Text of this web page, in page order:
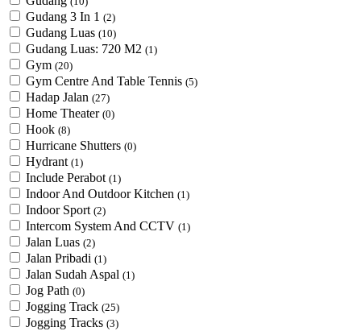
Gudang 3 In 1 (2)
Gudang Luas (10)
Gudang Luas: 720 M2 (1)
Gym (20)
Gym Centre And Table Tennis (5)
Hadap Jalan (27)
Home Theater (0)
Hook (8)
Hurricane Shutters (0)
Hydrant (1)
Include Perabot (1)
Indoor And Outdoor Kitchen (1)
Indoor Sport (2)
Intercom System And CCTV (1)
Jalan Luas (2)
Jalan Pribadi (1)
Jalan Sudah Aspal (1)
Jog Path (0)
Jogging Track (25)
Jogging Tracks (3)